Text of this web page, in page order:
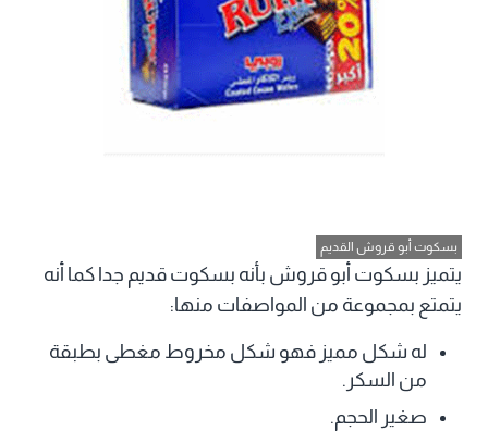
بسكوت أبو قروش القديم
يتميز بسكوت أبو قروش بأنه بسكوت قديم جدا كما أنه
يتمتع بمجموعة من المواصفات منها:
له شكل مميز فهو شكل مخروط مغطى بطبقة
من السكر.
صغير الحجم.